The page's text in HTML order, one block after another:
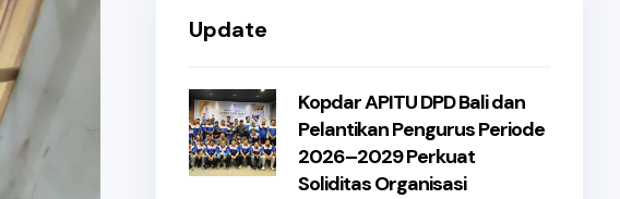
Update
Kopdar APITU DPD Bali dan
Pelantikan Pengurus Periode
2026–2029 Perkuat
Soliditas Organisasi